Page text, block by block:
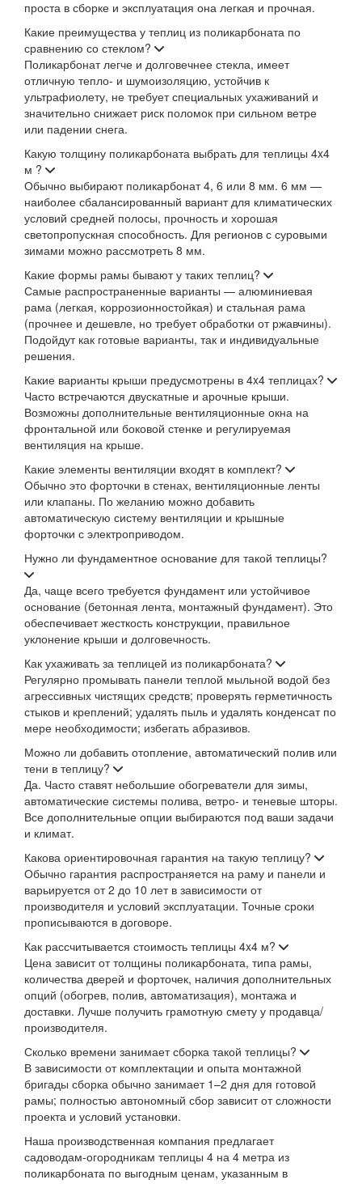
проста в сборке и эксплуатация она легкая и прочная.
Какие преимущества у теплиц из поликарбоната по
сравнению со стеклом?
Поликарбонат легче и долговечнее стекла, имеет
отличную тепло- и шумоизоляцию, устойчив к
ультрафиолету, не требует специальных ухаживаний и
значительно снижает риск поломок при сильном ветре
или падении снега.
Какую толщину поликарбоната выбрать для теплицы 4x4
м ?
Обычно выбирают поликарбонат 4, 6 или 8 мм. 6 мм —
наиболее сбалансированный вариант для климатических
условий средней полосы, прочность и хорошая
светопропускная способность. Для регионов с суровыми
зимами можно рассмотреть 8 мм.
Какие формы рамы бывают у таких теплиц?
Самые распространенные варианты — алюминиевая
рама (легкая, коррозионностойкая) и стальная рама
(прочнее и дешевле, но требует обработки от ржавчины).
Подойдут как готовые варианты, так и индивидуальные
решения.
Какие варианты крыши предусмотрены в 4x4 теплицах?
Часто встречаются двускатные и арочные крыши.
Возможны дополнительные вентиляционные окна на
фронтальной или боковой стенке и регулируемая
вентиляция на крыше.
Какие элементы вентиляции входят в комплект?
Обычно это форточки в стенах, вентиляционные ленты
или клапаны. По желанию можно добавить
автоматическую систему вентиляции и крышные
форточки с электроприводом.
Нужно ли фундаментное основание для такой теплицы?
Да, чаще всего требуется фундамент или устойчивое
основание (бетонная лента, монтажный фундамент). Это
обеспечивает жесткость конструкции, правильное
уклонение крыши и долговечность.
Как ухаживать за теплицей из поликарбоната?
Регулярно промывать панели теплой мыльной водой без
агрессивных чистящих средств; проверять герметичность
стыков и креплений; удалять пыль и удалять конденсат по
мере необходимости; избегать абразивов.
Можно ли добавить отопление, автоматический полив или
тени в теплицу?
Да. Часто ставят небольшие обогреватели для зимы,
автоматические системы полива, ветро- и теневые шторы.
Все дополнительные опции выбираются под ваши задачи
и климат.
Какова ориентировочная гарантия на такую теплицу?
Обычно гарантия распространяется на раму и панели и
варьируется от 2 до 10 лет в зависимости от
производителя и условий эксплуатации. Точные сроки
прописываются в договоре.
Как рассчитывается стоимость теплицы 4x4 м?
Цена зависит от толщины поликарбоната, типа рамы,
количества дверей и форточек, наличия дополнительных
опций (обогрев, полив, автоматизация), монтажа и
доставки. Лучше получить грамотную смету у продавца/
производителя.
Сколько времени занимает сборка такой теплицы?
В зависимости от комплектации и опыта монтажной
бригады сборка обычно занимает 1–2 дня для готовой
рамы; полностью автономный сбор зависит от сложности
проекта и условий установки.
Наша производственная компания предлагает
садоводам-огородникам теплицы 4 на 4 метра из
поликарбоната по выгодным ценам, указанным в